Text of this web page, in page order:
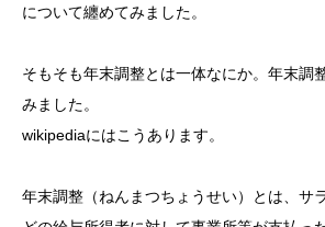
について纏めてみました。
そもそも年末調整とは一体なにか。年末調
みました。
wikipediaにはこうあります。
年末調整（ねんまつちょうせい）とは、サ